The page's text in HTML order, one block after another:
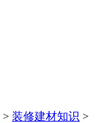
> 装修建材知识 >